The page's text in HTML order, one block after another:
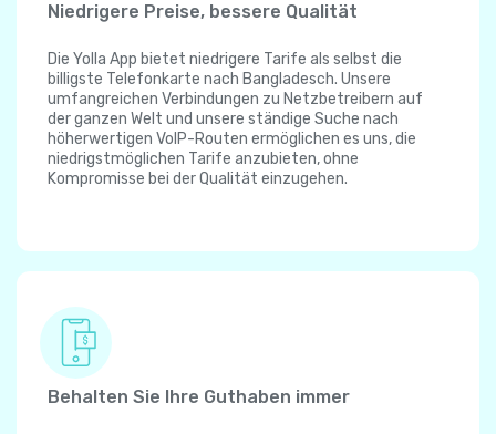
Niedrigere Preise, bessere Qualität
Die Yolla App bietet niedrigere Tarife als selbst die
billigste Telefonkarte nach Bangladesch. Unsere
umfangreichen Verbindungen zu Netzbetreibern auf
der ganzen Welt und unsere ständige Suche nach
höherwertigen VoIP-Routen ermöglichen es uns, die
niedrigstmöglichen Tarife anzubieten, ohne
Kompromisse bei der Qualität einzugehen.
Behalten Sie Ihre Guthaben immer